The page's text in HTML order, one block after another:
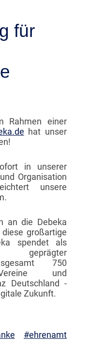
für
Rahmen einer
hat unser
in unserer
Organisation
unsere
an die Debeka
großartige
spendet als
geprägter
750
und
Deutschland -
Zukunft.
#ehrenamt